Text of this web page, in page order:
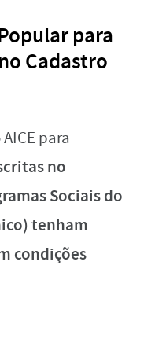
para
Cadastro
para
no
Sociais do
tenham
condições